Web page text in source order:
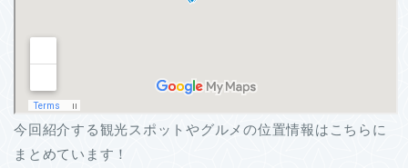
今回紹介する観光スポットやグルメの位置情報はこちらに
まとめています！